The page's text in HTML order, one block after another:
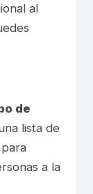
al
de
lista de
a la